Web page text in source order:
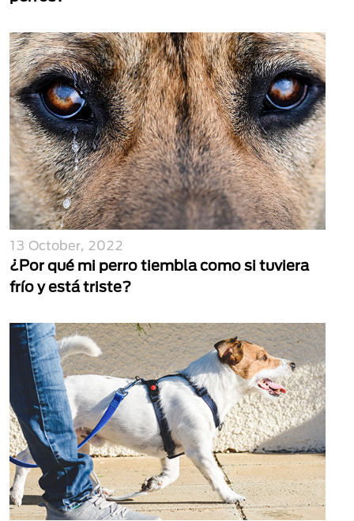
13 October, 2022
¿Por qué mi perro tiembla como si tuviera
frío y está triste?